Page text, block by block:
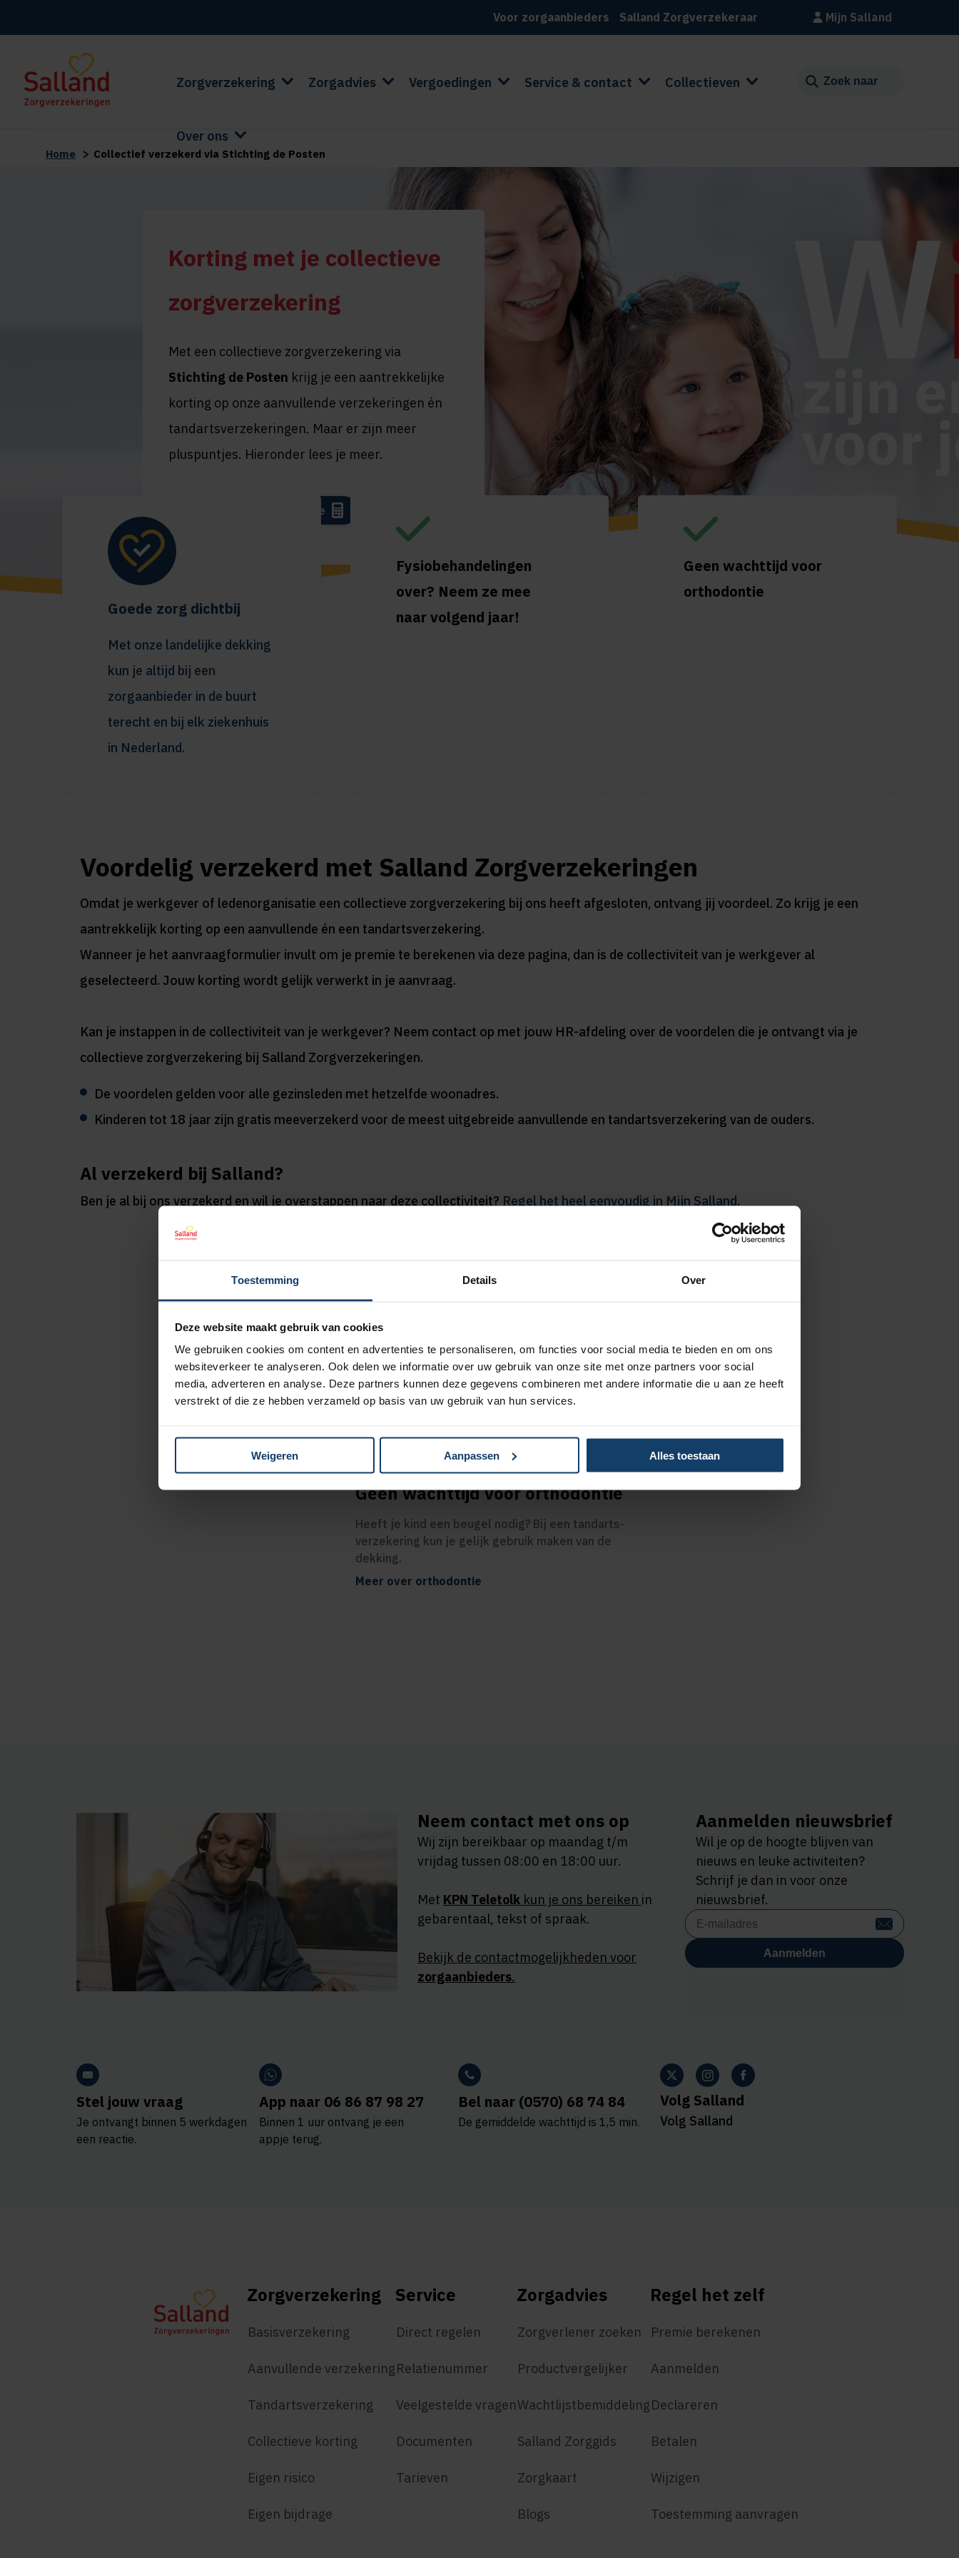
Toestemming Details Over
Deze website maakt gebruik van cookies
We gebruiken cookies om content en advertenties te personaliseren, om functies voor social media te bieden en om ons
websiteverkeer te analyseren. Ook delen we informatie over uw gebruik van onze site met onze partners voor social
media, adverteren en analyse. Deze partners kunnen deze gegevens combineren met andere informatie die u aan ze heeft
verstrekt of die ze hebben verzameld op basis van uw gebruik van hun services.
Weigeren Aanpassen Alles toestaan
Voor zorgaanbieders Salland Zorgverzekeraar Mijn Salland
Zorgverzekering Zorgadvies Vergoedingen Service & contact Collectieven
Over ons
Home > Collectief verzekerd via Stichting de Posten
Korting met je collectieve
zorgverzekering
Met een collectieve zorgverzekering via
Stichting de Posten krijg je een aantrekkelijke
korting op onze aanvullende verzekeringen én
tandartsverzekeringen. Maar er zijn meer
pluspuntjes. Hieronder lees je meer.
Bereken direct je premie
Goede zorg dichtbij
Met onze landelijke dekking
kun je altijd bij een
zorgaanbieder in de buurt
terecht en bij elk ziekenhuis
in Nederland.
Fysiobehandelingen
over? Neem ze mee
naar volgend jaar!
Geen wachttijd voor
orthodontie
Voordelig verzekerd met Salland Zorgverzekeringen
Omdat je werkgever of ledenorganisatie een collectieve zorgverzekering bij ons heeft afgesloten, ontvang jij voordeel. Zo krijg je een
aantrekkelijk korting op een aanvullende én een tandartsverzekering.
Wanneer je het aanvraagformulier invult om je premie te berekenen via deze pagina, dan is de collectiviteit van je werkgever al
geselecteerd. Jouw korting wordt gelijk verwerkt in je aanvraag.
Kan je instappen in de collectiviteit van je werkgever? Neem contact op met jouw HR-afdeling over de voordelen die je ontvangt via je
collectieve zorgverzekering bij Salland Zorgverzekeringen.
De voordelen gelden voor alle gezinsleden met hetzelfde woonadres.
Kinderen tot 18 jaar zijn gratis meeverzekerd voor de meest uitgebreide aanvullende en tandartsverzekering van de ouders.
Al verzekerd bij Salland?
Ben je al bij ons verzekerd en wil je overstappen naar deze collectiviteit? Regel het heel eenvoudig in Mijn Salland.
Extra korting
10% korting op je aanvullende en
tandverzekering
25% korting op het assortiment van
Stanno.com
Gebruik je dit jaar niet al je
fysiobehandelingen? Neem dan tot 3
behandelingen mee naar volgend jaar.
Naar fysio- en oefentherapie
Geen wachttijd voor orthodontie
Heeft je kind een beugel nodig? Bij een tandarts­
verzekering kun je gelijk gebruik maken van de
dekking.
Meer over orthodontie
Neem contact met ons op
Wij zijn bereikbaar op maandag t/m
vrijdag tussen 08:00 en 18:00 uur.
Met KPN Teletolk kun je ons bereiken in
gebarentaal, tekst of spraak.
Bekijk de contactmogelijkheden voor
zorgaanbieders.
Aanmelden nieuwsbrief
Wil je op de hoogte blijven van
nieuws en leuke activiteiten?
Schrijf je dan in voor onze
nieuwsbrief.
Stel jouw vraag
Je ontvangt binnen 5 werkdagen
een reactie.
App naar 06 86 87 98 27
Binnen 1 uur ontvang je een
appje terug.
Bel naar (0570) 68 74 84
De gemiddelde wachttijd is 1,5 min.
Volg Salland
Volg Salland
Zorgverzekering
Basisverzekering
Aanvullende verzekering
Tandartsverzekering
Collectieve korting
Eigen risico
Eigen bijdrage
Service
Direct regelen
Relatienummer
Veelgestelde vragen
Documenten
Tarieven
Zorgadvies
Zorgverlener zoeken
Productvergelijker
Wachtlijstbemiddeling
Salland Zorggids
Zorgkaart
Blogs
Regel het zelf
Premie berekenen
Aanmelden
Declareren
Betalen
Wijzigen
Toestemming aanvragen